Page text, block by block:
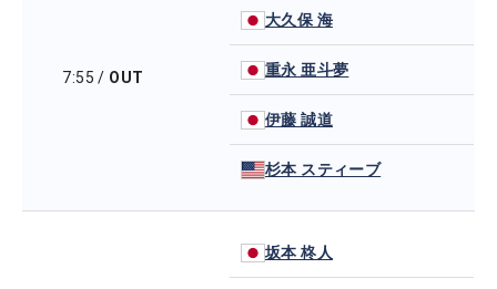
7:55 / OUT
大久保 海
重永 亜斗夢
伊藤 誠道
杉本 スティーブ
坂本 柊人